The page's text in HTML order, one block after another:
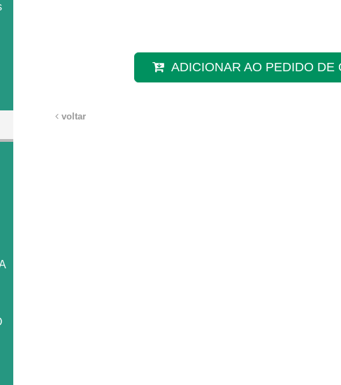
ADICIONAR AO PEDIDO DE
voltar